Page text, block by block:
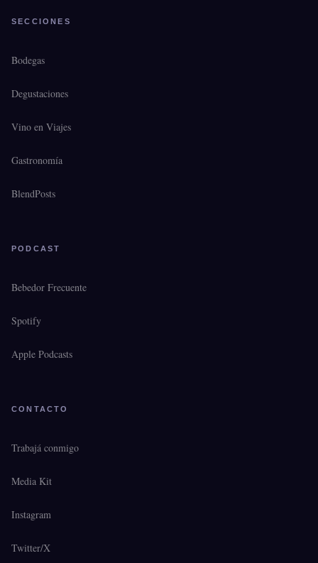
SECCIONES
Bodegas
Degustaciones
Vino en Viajes
Gastronomía
BlendPosts
PODCAST
Bebedor Frecuente
Spotify
Apple Podcasts
CONTACTO
Trabajá conmigo
Media Kit
Instagram
Twitter/X